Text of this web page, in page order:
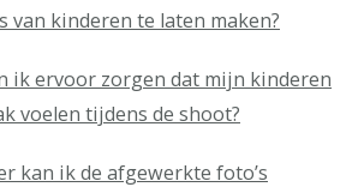
van kinderen te laten maken?
ik ervoor zorgen dat mijn kinderen
voelen tijdens de shoot?
kan ik de afgewerkte foto’s